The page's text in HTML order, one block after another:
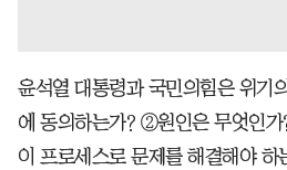
윤석열 대통령과 국민의힘은 위기
에 동의하는가? ②원인은 무엇인
이 프로세스로 문제를 해결해야 하